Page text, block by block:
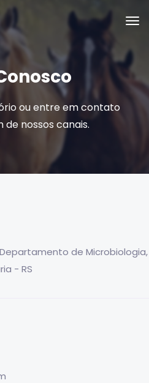
ou entre em contato
de nossos canais.
Departamento de Microbiologia,
- RS